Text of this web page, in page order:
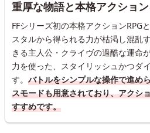
重厚な物語と本格アクショ
FFシリーズ初の本格アクションRPG
スタルから得られる力が枯渇し混乱
きる主人公・クライヴの過酷な運命
力を使った、スタイリッシュかつダ
す。 バトルをシンプルな操作で進め
スモードも用意されており、アクシ
すすめです。